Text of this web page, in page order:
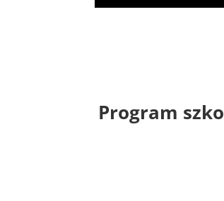
Program